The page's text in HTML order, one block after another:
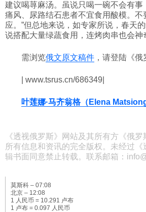
建议喝荨麻汤。虽说只喝一碗不会有事
痛风、尿路结石患者不宜食用酸模。不
应。”但总地来说，如专家所说，春天
说搭配大量绿蔬食用，连烤肉串也会神
需浏览俄文原文稿件 ，请登陆《
| www.tsrus.cn/686349|
叶莲娜·马齐翁格（Elena Matsiong
《透视俄罗斯》网站及其所有方《俄
所有信息和资讯的完全版权。未经过
辑书面同意禁止转载。联系邮箱：
莫斯科 – 07:08
北京 – 12:08
1 人民币 = 10.291 卢布
1 卢布 = 0.097 人民币